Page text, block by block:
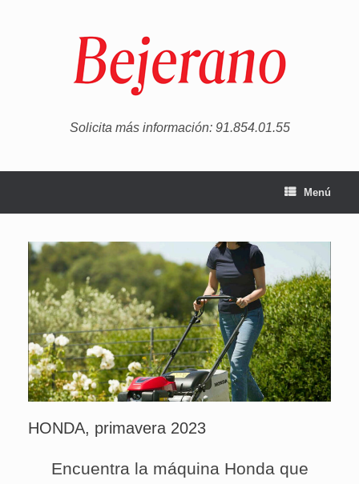
Solicita más información: 91.854.01.55
Menú
HONDA, primavera 2023
Encuentra la máquina Honda que